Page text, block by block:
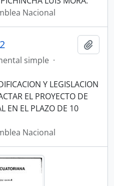
Nacional
simple ·
Y LEGISLACION
EL PROYECTO DE
EN EL PLAZO DE 10
Nacional